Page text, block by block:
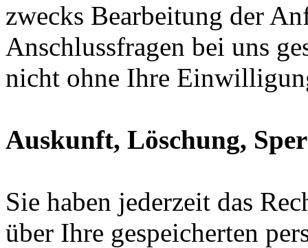
zwecks Bearbeitung der
Anschlussfragen bei uns
nicht ohne Ihre
Auskunft, Löschung,
Sie haben jederzeit das
über Ihre gespeicherten